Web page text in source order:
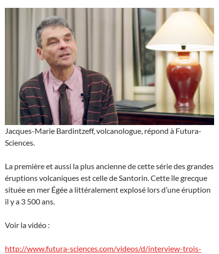
Jacques-Marie Bardintzeff, volcanologue, répond à Futura-
Sciences.
La première et aussi la plus ancienne de cette série des grandes
éruptions volcaniques est celle de Santorin. Cette île grecque
située en mer Égée a littéralement explosé lors d’une éruption
il y a 3 500 ans.
Voir la vidéo :
http://www.futura-sciences.com/videos/d/interview-trois-